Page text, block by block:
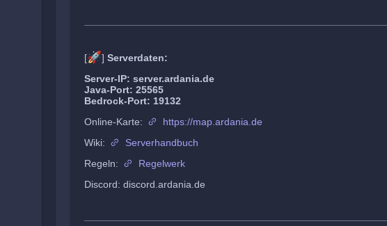
[🚀] Serverdaten:
Server-IP: server.ardania.de
Java-Port: 25565
Bedrock-Port: 19132
Online-Karte:
https://map.ardania.de
Wiki:
Serverhandbuch
Regeln:
Regelwerk
Discord: discord.ardania.de